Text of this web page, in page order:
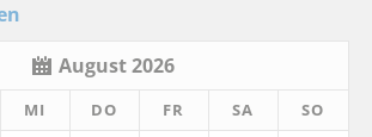
August 2026
MI DO FR SA SO